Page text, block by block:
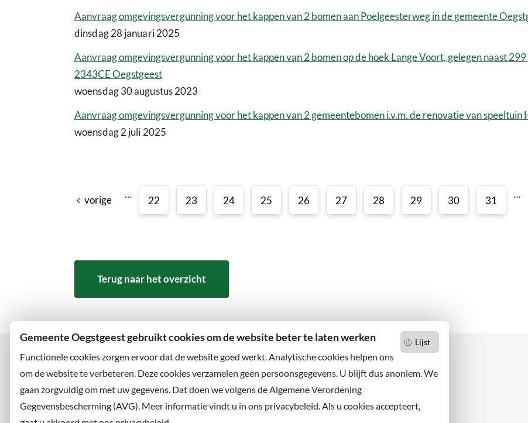
Lijst
Gemeente Oegstgeest gebruikt cookies om de website beter te laten werken
Functionele cookies zorgen ervoor dat de website goed werkt. Analytische cookies helpen ons
om de website te verbeteren. Deze cookies verzamelen geen persoonsgegevens. U blijft dus anoniem. We
gaan zorgvuldig om met uw gegevens. Dat doen we volgens de Algemene Verordening
Gegevensbescherming (AVG). Meer informatie vindt u in ons privacybeleid. Als u cookies accepteert,
Aanvraag omgevingsvergunning voor het kappen van 2 bomen aan Poelgeesterweg in de gemeente
dinsdag 28 januari 2025
Aanvraag omgevingsvergunning voor het kappen van 2 bomen op de hoek Lange Voort, gelegen naast
2343CE Oegstgeest
woensdag 30 augustus 2023
Aanvraag omgevingsvergunning voor het kappen van 2 gemeentebomen i.v.m. de renovatie van speeltuin
woensdag 2 juli 2025
vorige …
22 23 24 25 26 27 28 29 30 31
…
Terug naar het overzicht
Bezoekadres
Rhijngeesterstraatweg 13
2342 AN Oegstgeest
Wilt u niets missen?
Abonneer u op onze nieuwsbrief
X